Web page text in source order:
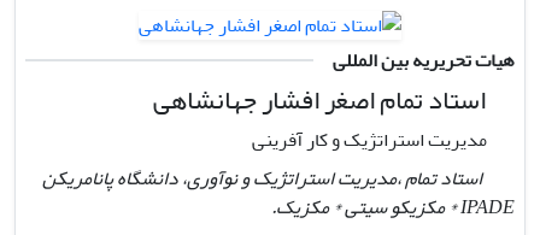
هیات تحریریه بین المللی
استاد تمام اصغر افشار جهانشاهی
مدیریت استراتژیک و کار آفرینی
استاد تمام ،مدیریت استراتژیک و نوآوری، دانشگاه پانامریکن
IPADE * مکزیکو سیتی * مکزیک.